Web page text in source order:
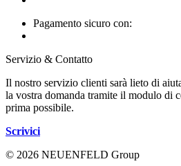
Pagamento sicuro con:
Servizio & Contatto
Il nostro servizio clienti sarà lieto di
la vostra domanda tramite il modulo di
prima possibile.
Scrivici
© 2026 NEUENFELD Group